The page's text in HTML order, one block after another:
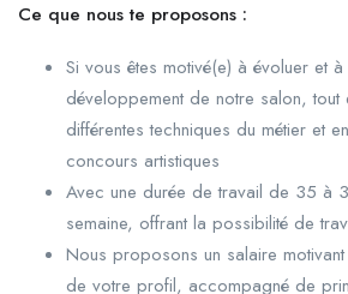
Ce que nous te proposons :
Si vous êtes motivé(e) à évoluer et
développement de notre salon, tout
différentes techniques du métier et
concours artistiques
Avec une durée de travail de 35 à
semaine, offrant la possibilité de
Nous proposons un salaire
de votre profil, accompagné de